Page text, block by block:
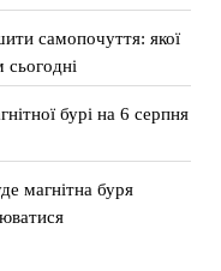
самопочуття: якої
сьогодні
бурі на 6 серпня
магнітна буря